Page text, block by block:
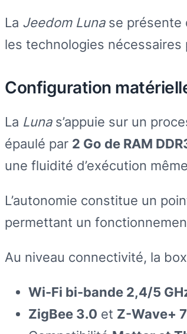
La Jeedom Lunase présente
les technologies
Configuration
La Lunas’appuie sur un
épaulé par 2 Go de RAM
une fluidité d’exécution
L’autonomie constitue un
permettant un
Au niveau connectivité, la
Wi-Fi bi-bande 2,4/5
ZigBee 3.0 et Z-Wave+